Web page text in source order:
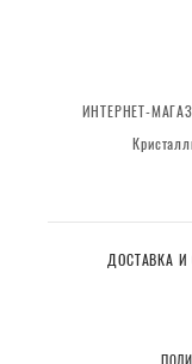
ИНТЕРНЕТ-
ДОСТАВКА И